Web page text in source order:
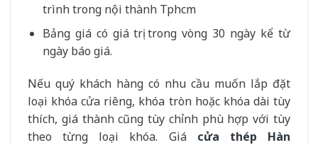
trình trong nội thành Tphcm
Bảng giá có giá trị trong vòng 30 ngày kể từ
ngày báo giá.
Nếu quý khách hàng có nhu cầu muốn lắp đặt
loại khóa cửa riêng, khóa tròn hoặc khóa dài tùy
thích, giá thành cũng tùy chỉnh phù hợp với tùy
theo từng loại khóa. Giá cửa thép Hàn